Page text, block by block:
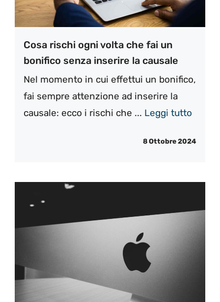
Cosa rischi ogni volta che fai un
bonifico senza inserire la causale
Nel momento in cui effettui un bonifico,
fai sempre attenzione ad inserire la
causale: ecco i rischi che ... Leggi tutto
8 Ottobre 2024